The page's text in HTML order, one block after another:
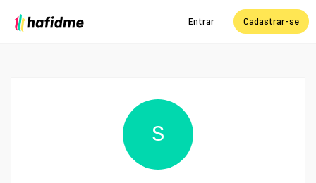
Entrar Cadastrar-se
S